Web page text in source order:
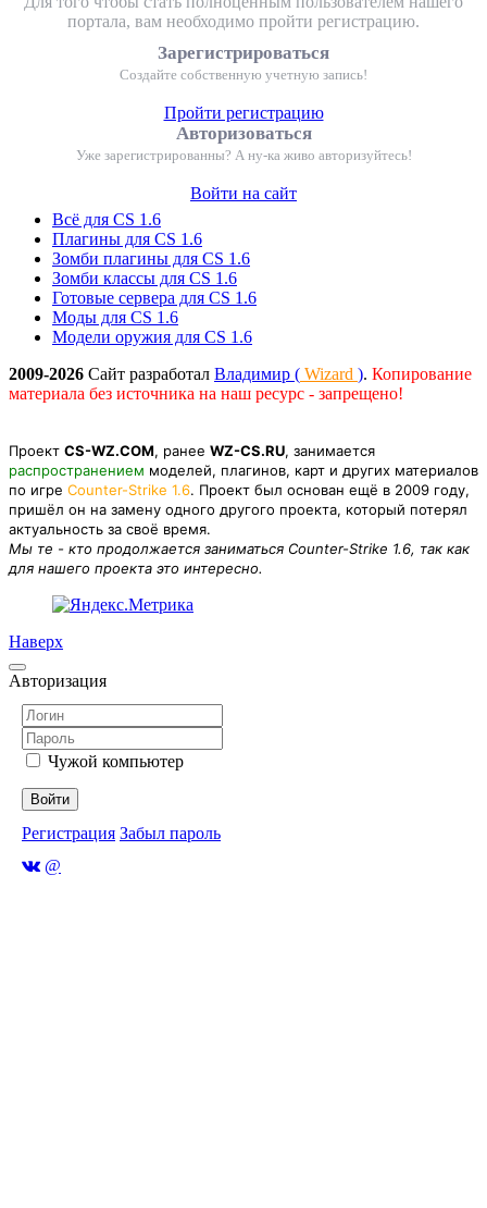
портала, вам необходимо пройти регистрацию.
Зарегистрироваться
Создайте собственную учетную запись!
Пройти регистрацию
Авторизоваться
Уже зарегистрированны? А ну-ка живо авторизуйтесь!
Войти на сайт
Всё для CS 1.6
Плагины для CS 1.6
Зомби плагины для CS 1.6
Зомби классы для CS 1.6
Готовые сервера для CS 1.6
Моды для CS 1.6
Модели оружия для CS 1.6
2009-2026 Сайт разработал Владимир ( Wizard ). Копирование
материала без источника на наш ресурс - запрещено!
Проект CS-WZ.COM, ранее WZ-CS.RU, занимается
распространением моделей, плагинов, карт и других материалов
по игре Counter-Strike 1.6. Проект был основан ещё в 2009 году,
пришёл он на замену одного другого проекта, который потерял
актуальность за своё время.
Мы те - кто продолжается заниматься Counter-Strike 1.6, так как
для нашего проекта это интересно.
Наверх
Авторизация
Чужой компьютер
Войти
Регистрация Забыл пароль
@